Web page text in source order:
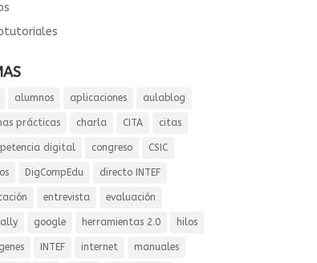
alumnos aplicaciones aulablog
prácticas charla CITA citas
digital congreso CSIC
DigCompEdu directo INTEF
entrevista evaluación
google herramientas 2.0 hilos
INTEF internet manuales